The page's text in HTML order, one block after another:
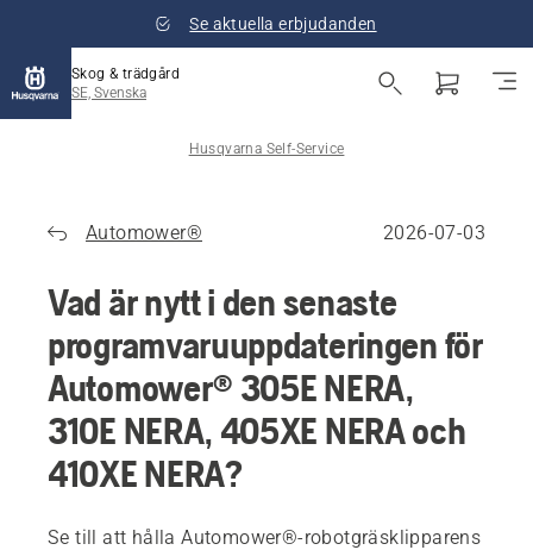
Se aktuella erbjudanden
Skog & trädgård
SE, Svenska
Husqvarna Self-Service
Automower® 2026-07-03
Vad är nytt i den senaste
programvaruuppdateringen för
Automower® 305E NERA,
310E NERA, 405XE NERA och
410XE NERA?
Se till att hålla Automower®-robotgräsklipparens